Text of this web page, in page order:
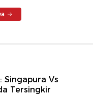
Singapura Vs
Tersingkir